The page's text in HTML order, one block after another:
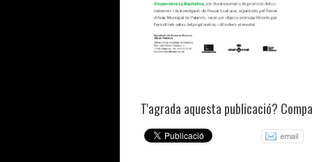
T'agrada aquesta publicació?